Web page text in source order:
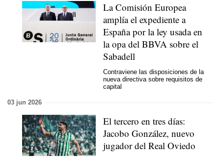
La Comisión Europea
amplía el expediente a
España por la ley usada en
la opa del BBVA sobre el
Sabadell
Contraviene las disposiciones de la
nueva directiva sobre requisitos de
capital
03 jun 2026
El tercero en tres días:
Jacobo González, nuevo
jugador del Real Oviedo